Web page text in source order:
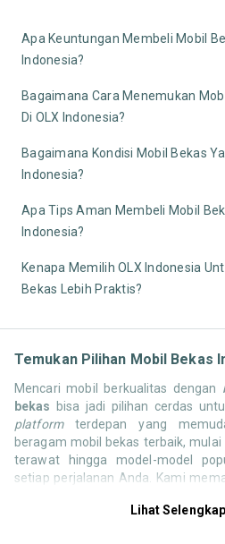
Apa Keuntungan Membeli Mobil
Indonesia?
Bagaimana Cara Menemukan
Di OLX Indonesia?
Bagaimana Kondisi Mobil Bekas
Indonesia?
Apa Tips Aman Membeli Mobil
Indonesia?
Kenapa Memilih OLX Indonesia
Bekas Lebih Praktis?
Temukan Pilihan Mobil Bekas
Mencari mobil berkualitas dengan
bekas bisa jadi pilihan cerdas
platformterdepan yang
beragam mobil bekas terbaik,
terawat hingga model-model
setiap perjalanan Anda. Kami
ribuan daftar dari penjual
Lihat